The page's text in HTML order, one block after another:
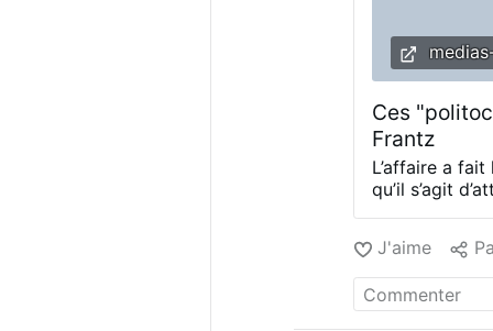
Ces
Frantz
L’affaire a
qu’il s’agit
National,
retenir ses
soit se sont
J'aime